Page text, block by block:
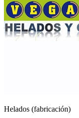
Helados (fabricación)